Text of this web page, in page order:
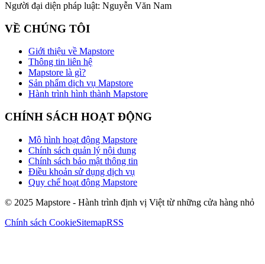
Người đại diện pháp luật: Nguyễn Văn Nam
VỀ CHÚNG TÔI
Giới thiệu về Mapstore
Thông tin liên hệ
Mapstore là gì?
Sản phẩm dịch vụ Mapstore
Hành trình hình thành Mapstore
CHÍNH SÁCH HOẠT ĐỘNG
Mô hình hoạt động Mapstore
Chính sách quản lý nội dung
Chính sách bảo mật thông tin
Điều khoản sử dụng dịch vụ
Quy chế hoạt động Mapstore
© 2025 Mapstore - Hành trình định vị Việt từ những cửa hàng nhỏ
Chính sách CookieSitemapRSS